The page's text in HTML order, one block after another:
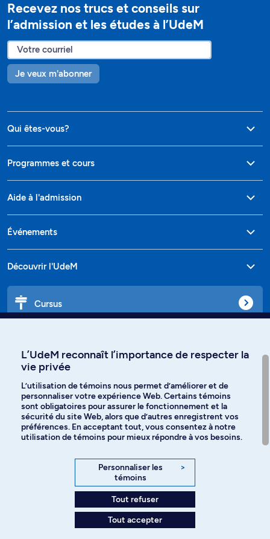
Recevez nos trucs et conseils sur
l’admission et les études à l’UdeM
Je veux m'abonner
Qui êtes-vous?
Programmes et cours
Aide à l'admission
Événements
Découvrir l'UdeM
Cursus
Langues
Facebook Instagram
YouTube
Politique de confidentialité
L’UdeM reconnaît l’importance de respecter la
vie privée
L’utilisation de témoins nous permet d’améliorer et de
personnaliser votre expérience Web. Certains témoins
sont obligatoires pour assurer le fonctionnement et la
sécurité du site Web, alors que d’autres enregistrent vos
préférences. En acceptant tout, vous consentez à notre
utilisation de témoins pour mieux répondre à vos besoins.
Personnaliser les
témoins
>
Tout refuser
Tout accepter